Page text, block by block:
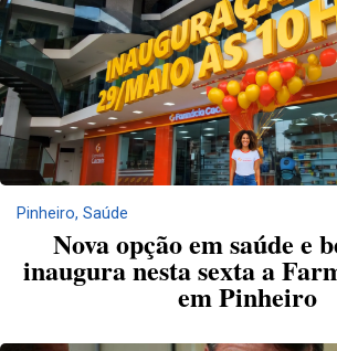
Pinheiro, Saúde
Nova opção em saúde e
inaugura nesta sexta a
em Pinheiro